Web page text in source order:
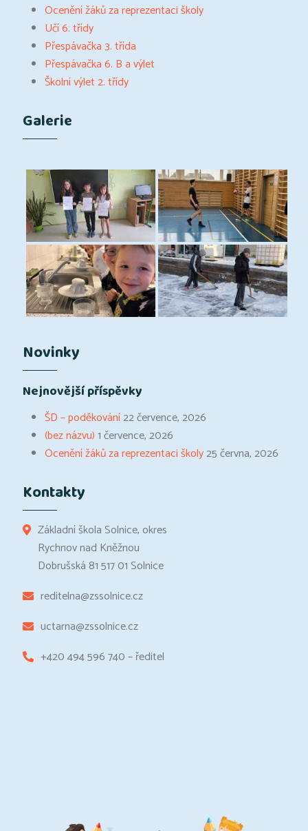
Ocenění žáků za reprezentaci školy
Učí 6. třídy
Přespávačka 3. třída
Přespávačka 6. B a výlet
Školní výlet 2. třídy
Galerie
Novinky
Nejnovější příspěvky
ŠD – poděkování22 července, 2026
(bez názvu)1 července, 2026
Ocenění žáků za reprezentaci školy25 června, 2026
Kontakty
Základní škola Solnice, okres
Rychnov nad Kněžnou
Dobrušská 81 517 01 Solnice
reditelna@zssolnice.cz
uctarna@zssolnice.cz
+420 494 596 740 – ředitel